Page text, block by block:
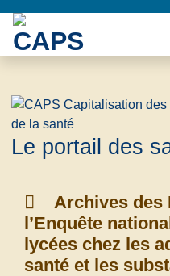
Le portail des
Archives des
l’Enquête
lycées chez les
santé et les